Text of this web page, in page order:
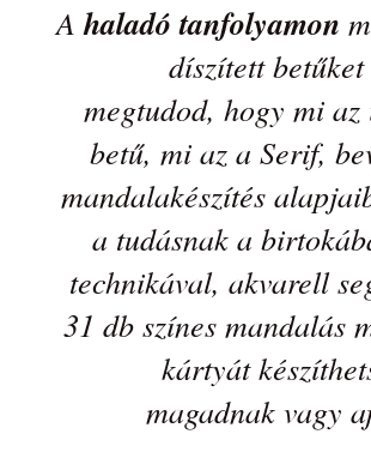
Ahaladó tanfolyamon
díszített
megtudod, hogy mi
betű, mi az a Serif,
mandalakészítés
a tudásnak a
technikával, akvarell
31 db színes mandalás
kártyát
magadnak vagy